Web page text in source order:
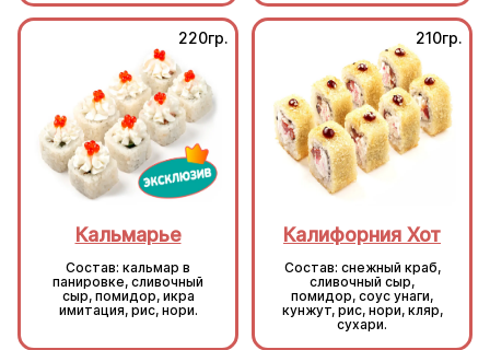
220гр.
Кальмарье
Состав: кальмар в
панировке, сливочный
сыр, помидор, икра
имитация, рис, нори.
210гр.
Калифорния Хот
Состав: снежный краб,
сливочный сыр,
помидор, соус унаги,
кунжут, рис, нори, кляр,
сухари.